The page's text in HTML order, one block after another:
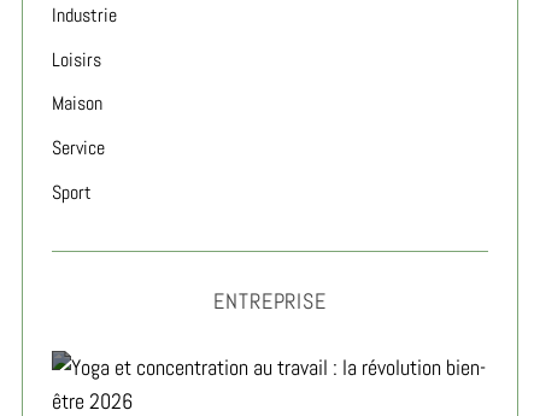
Industrie
Loisirs
Maison
Service
Sport
ENTREPRISE